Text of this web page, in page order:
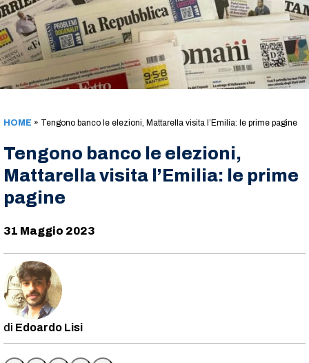
HOME » Tengono banco le elezioni, Mattarella visita l’Emilia: le prime pagine
Tengono banco le elezioni,
Mattarella visita l’Emilia: le prime
pagine
31 Maggio 2023
Edoardo Lisi